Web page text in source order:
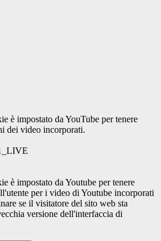
è impostato da YouTube per tenere
dei video incorporati.
è impostato da Youtube per tenere
per i video di Youtube incorporati
se il visitatore del sito web sta
versione dell'interfaccia di